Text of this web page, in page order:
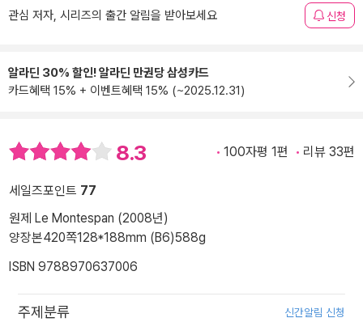
관심 저자, 시리즈의 출간 알림을 받아보세요 신청
알라딘 30% 할인! 알라딘 만권당 삼성카드
카드혜택 15% + 이벤트혜택 15% (~2025.12.31)
8.3 100자평 1편 리뷰 33편
세일즈포인트 77
원제 Le Montespan (2008년)
양장본420쪽128*188mm (B6)588g
ISBN 9788970637006
주제분류 신간알림 신청